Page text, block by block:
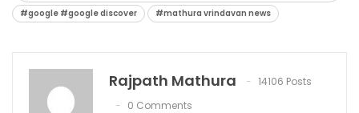
#google #google discover
#mathura vrindavan news
Rajpath Mathura
14106 Posts
0 Comments